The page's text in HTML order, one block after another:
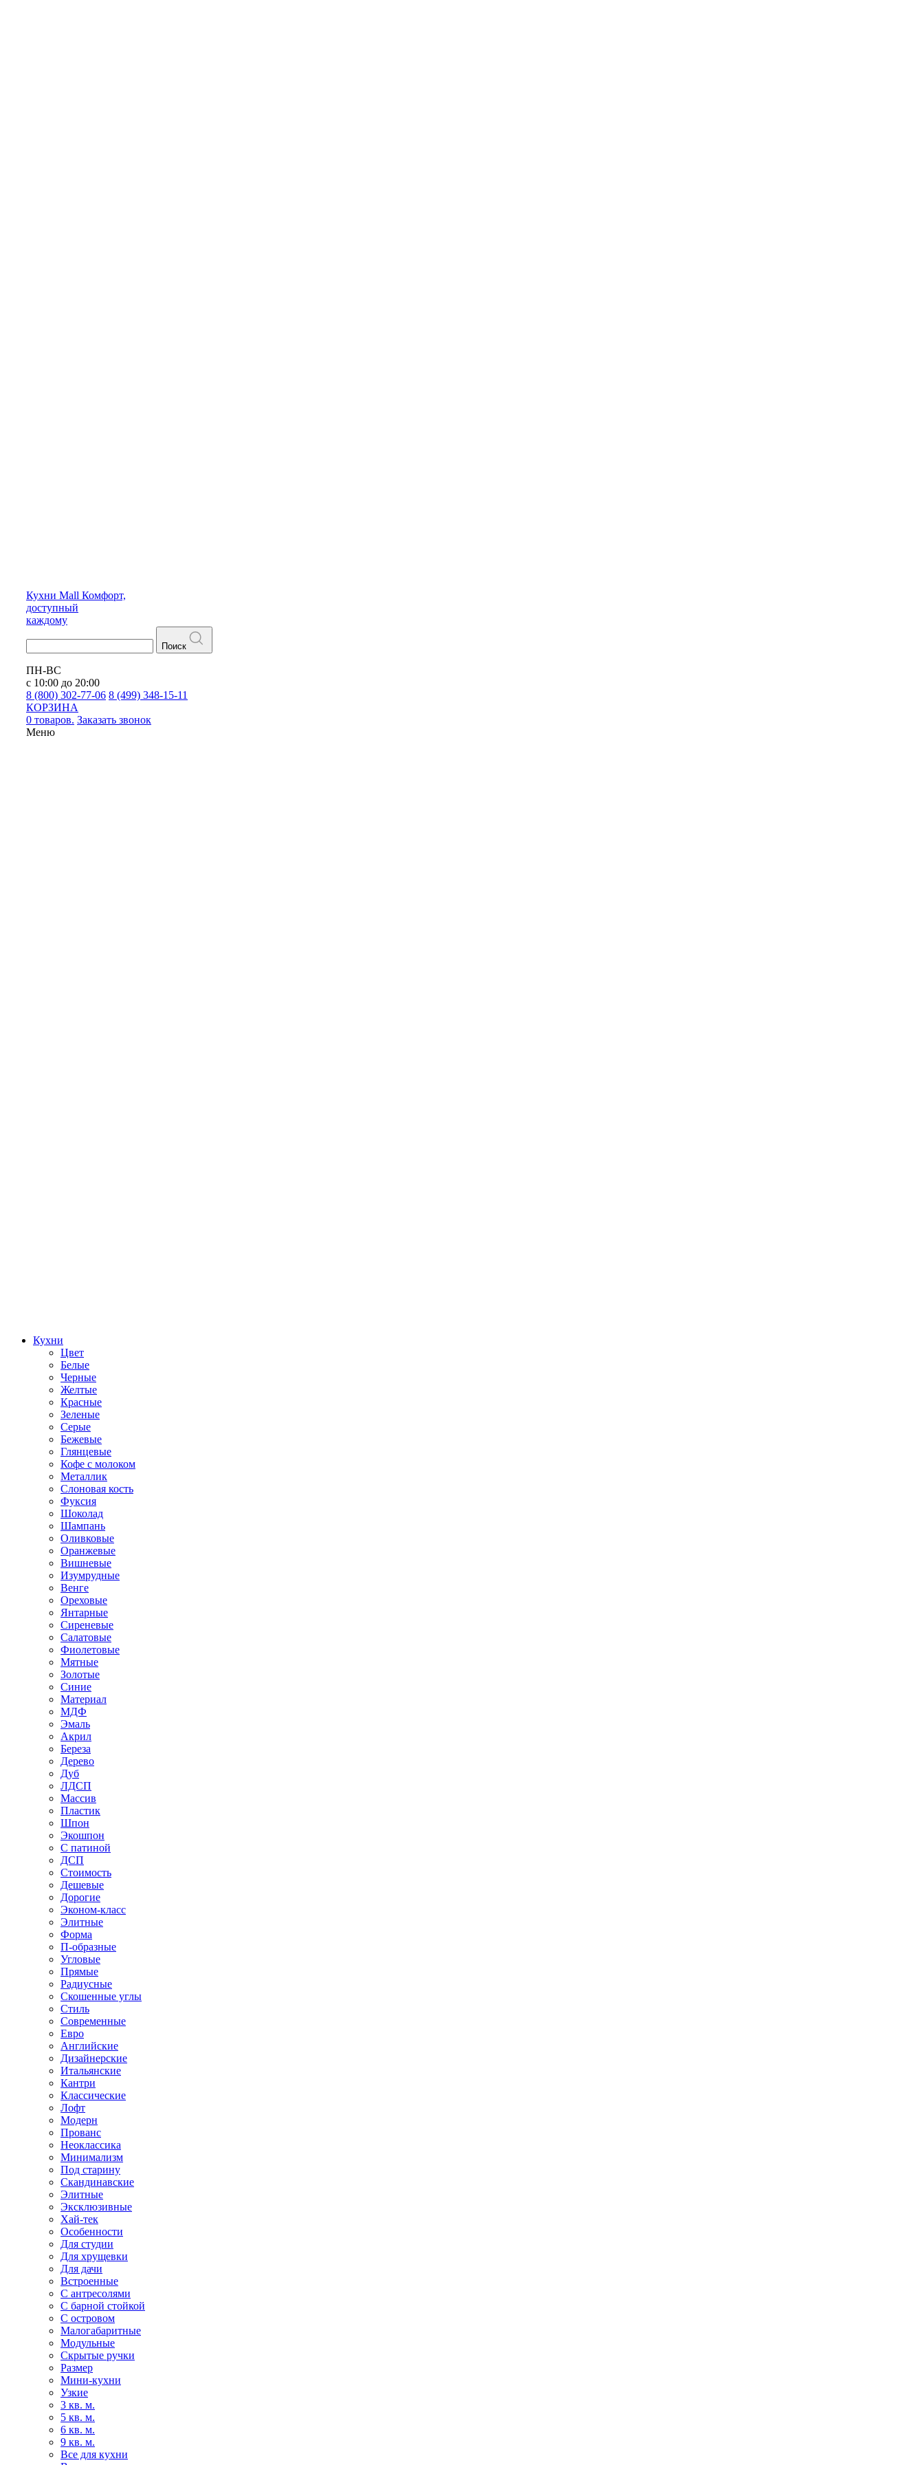
Кухни Mall Комфорт,
доступный
каждому
Поиск
ПН-ВС
с 10:00 до 20:00
8 (800) 302-77-06 8 (499) 348-15-11
КОРЗИНА
0 товаров. Заказать звонок
Меню
Кухни
Цвет
Белые
Черные
Желтые
Красные
Зеленые
Серые
Бежевые
Глянцевые
Кофе с молоком
Металлик
Слоновая кость
Фуксия
Шоколад
Шампань
Оливковые
Оранжевые
Вишневые
Изумрудные
Венге
Ореховые
Янтарные
Сиреневые
Салатовые
Фиолетовые
Мятные
Золотые
Синие
Материал
МДФ
Эмаль
Акрил
Береза
Дерево
Дуб
ЛДСП
Массив
Пластик
Шпон
Экошпон
С патиной
ДСП
Стоимость
Дешевые
Дорогие
Эконом-класс
Элитные
Форма
П-образные
Угловые
Прямые
Радиусные
Скошенные углы
Стиль
Современные
Евро
Английские
Дизайнерские
Итальянские
Кантри
Классические
Лофт
Модерн
Прованс
Неоклассика
Минимализм
Под старину
Скандинавские
Элитные
Эксклюзивные
Хай-тек
Особенности
Для студии
Для хрущевки
Для дачи
Встроенные
С антресолями
С барной стойкой
С островом
Малогабаритные
Модульные
Скрытые ручки
Размер
Мини-кухни
Узкие
3 кв. м.
5 кв. м.
6 кв. м.
9 кв. м.
Все для кухни